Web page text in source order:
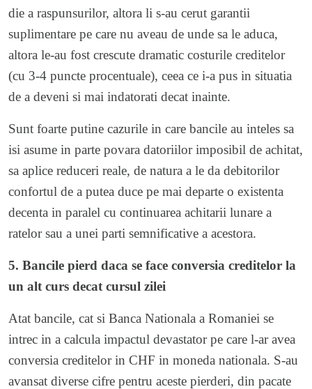
die a raspunsurilor, altora li s-au cerut garantii
suplimentare pe care nu aveau de unde sa le aduca,
altora le-au fost crescute dramatic costurile creditelor
(cu 3-4 puncte procentuale), ceea ce i-a pus in situatia
de a deveni si mai indatorati decat inainte.
Sunt foarte putine cazurile in care bancile au inteles sa
isi asume in parte povara datoriilor imposibil de achitat,
sa aplice reduceri reale, de natura a le da debitorilor
confortul de a putea duce pe mai departe o existenta
decenta in paralel cu continuarea achitarii lunare a
ratelor sau a unei parti semnificative a acestora.
5. Bancile pierd daca se face conversia creditelor la
un alt curs decat cursul zilei
Atat bancile, cat si Banca Nationala a Romaniei se
intrec in a calcula impactul devastator pe care l-ar avea
conversia creditelor in CHF in moneda nationala. S-au
avansat diverse cifre pentru aceste pierderi, din pacate